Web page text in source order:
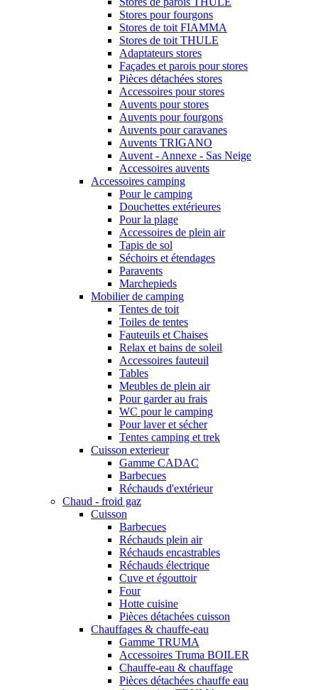
Stores pour fourgons
Stores de toit FIAMMA
Stores de toit THULE
Adaptateurs stores
Façades et parois pour stores
Pièces détachées stores
Accessoires pour stores
Auvents pour stores
Auvents pour fourgons
Auvents pour caravanes
Auvents TRIGANO
Auvent - Annexe - Sas Neige
Accessoires auvents
Accessoires camping
Pour le camping
Douchettes extérieures
Pour la plage
Accessoires de plein air
Tapis de sol
Séchoirs et étendages
Paravents
Marchepieds
Mobilier de camping
Tentes de toit
Toiles de tentes
Fauteuils et Chaises
Relax et bains de soleil
Accessoires fauteuil
Tables
Meubles de plein air
Pour garder au frais
WC pour le camping
Pour laver et sécher
Tentes camping et trek
Cuisson exterieur
Gamme CADAC
Barbecues
Réchauds d'extérieur
Chaud - froid gaz
Cuisson
Barbecues
Réchauds plein air
Réchauds encastrables
Réchauds électrique
Cuve et égouttoir
Four
Hotte cuisine
Pièces détachées cuisson
Chauffages & chauffe-eau
Gamme TRUMA
Accessoires Truma BOILER
Chauffe-eau & chauffage
Pièces détachées chauffe eau